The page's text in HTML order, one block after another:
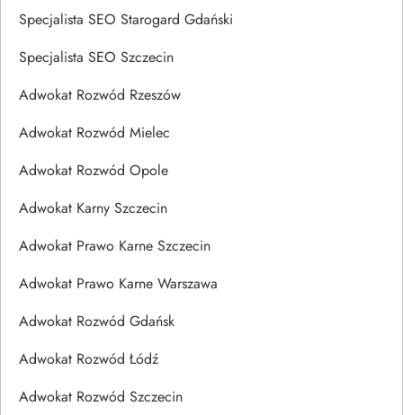
Specjalista SEO Starogard Gdański
Specjalista SEO Szczecin
Adwokat Rozwód Rzeszów
Adwokat Rozwód Mielec
Adwokat Rozwód Opole
Adwokat Karny Szczecin
Adwokat Prawo Karne Szczecin
Adwokat Prawo Karne Warszawa
Adwokat Rozwód Gdańsk
Adwokat Rozwód Łódź
Adwokat Rozwód Szczecin